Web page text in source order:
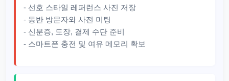
- 선호 스타일 레퍼런스 사진 저장
- 동반 방문자와 사전 미팅
- 신분증, 도장, 결제 수단 준비
- 스마트폰 충전 및 여유 메모리 확보